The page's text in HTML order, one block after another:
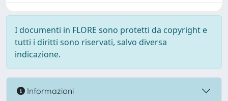
I documenti in FLORE sono protetti da copyright e
tutti i diritti sono riservati, salvo diversa
indicazione.
Informazioni